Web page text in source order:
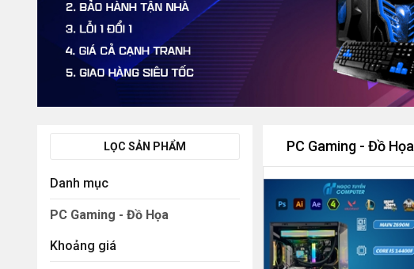
LỌC SẢN PHẨM
Danh mục
PC Gaming - Đồ Họa
Khoảng giá
PC Gaming - Đồ Họa